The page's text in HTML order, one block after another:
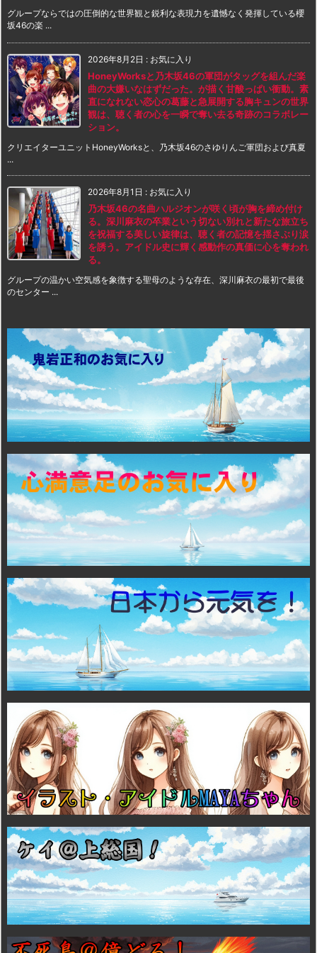
グループならではの圧倒的な世界観と鋭利な表現力を遺憾なく発揮している櫻
坂46の楽 ...
2026年8月2日 : お気に入り
HoneyWorksと乃木坂46の軍団がタッグを組んだ楽
曲の大嫌いなはずだった。が描く甘酸っぱい衝動。素
直になれない恋心の葛藤と急展開する胸キュンの世界
観は、聴く者の心を一瞬で奪い去る奇跡のコラボレー
ション。
クリエイターユニットHoneyWorksと、乃木坂46のさゆりんご軍団および真夏
...
2026年8月1日 : お気に入り
乃木坂46の名曲ハルジオンが咲く頃が胸を締め付け
る。深川麻衣の卒業という切ない別れと新たな旅立ち
を祝福する美しい旋律は、聴く者の記憶を揺さぶり涙
を誘う。アイドル史に輝く感動作の真価に心を奪われ
る。
グループの温かい空気感を象徴する聖母のような存在、深川麻衣の最初で最後
のセンター ...